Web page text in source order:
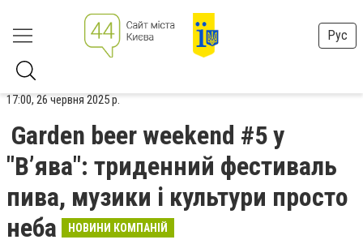
Рус
17:00, 26 червня 2025 р.
Garden beer weekend #5 у
"В’ява": триденний фестиваль
пива, музики і культури просто
неба
НОВИНИ КОМПАНІЙ